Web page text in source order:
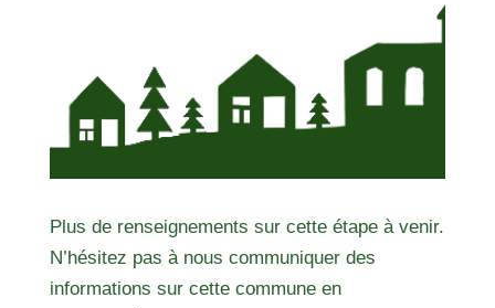
Plus de renseignements sur cette étape à venir.
N’hésitez pas à nous communiquer des
informations sur cette commune en